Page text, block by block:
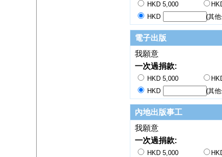
HKD 5,000
HKD
(其
電子出版
我願意
一次過捐款:
HKD 5,000
HKD
(其
內地出版事工
我願意
一次過捐款:
HKD 5,000